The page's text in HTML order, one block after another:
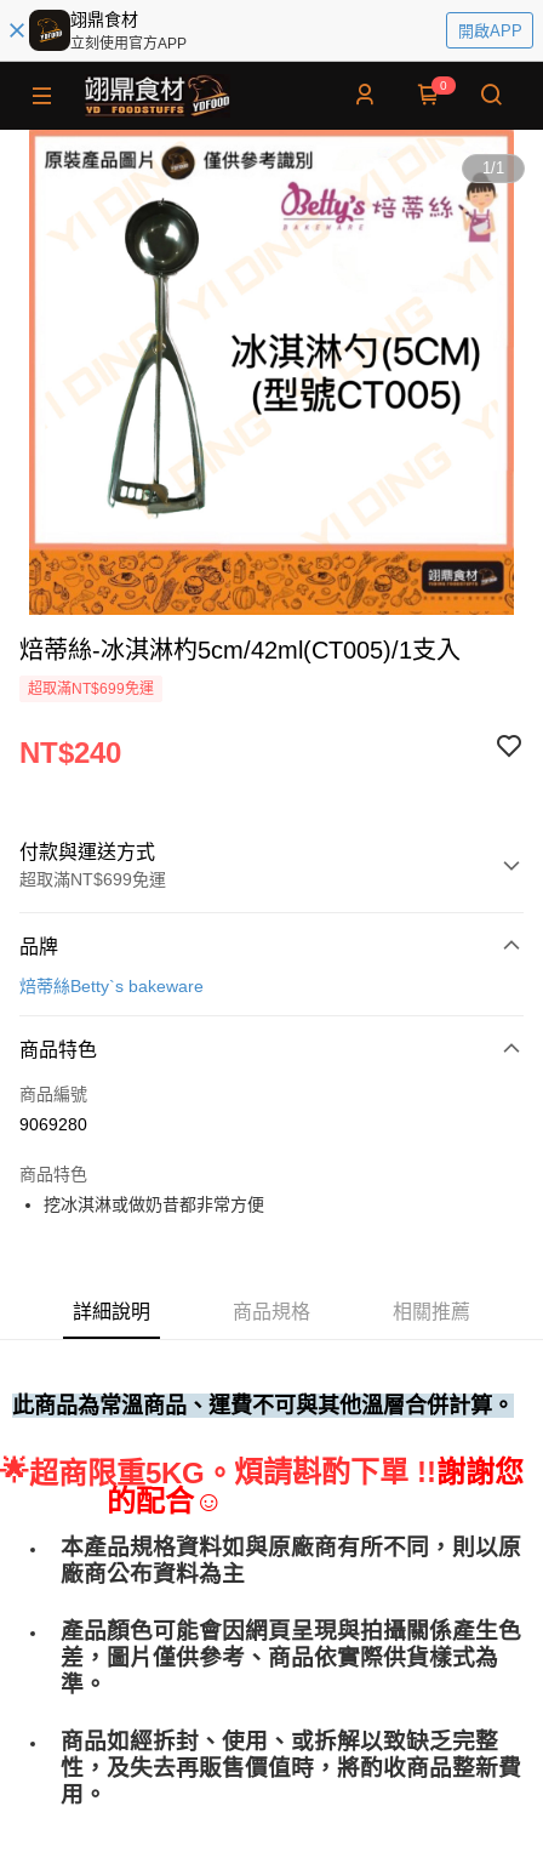
翊鼎食材
立刻使用官方APP
開啟APP
0
1/1
焙蒂絲-冰淇淋杓5cm/42ml(CT005)/1支入
超取滿NT$699免運
NT$240
付款與運送方式
超取滿NT$699免運
信用卡一次付款
運送方式
• 付款後全家取貨
• 付款後7-11取貨
每筆NT$60，滿NT$699(含以上)免運費
品牌
焙蒂絲Betty`s bakeware
商品特色
商品編號
9069280
商品特色
挖冰淇淋或做奶昔都非常方便
詳細說明 商品規格 相關推薦
此商品為常溫商品、運費不可與其他溫層合併計算。
🌟超商限重5KG。 煩請斟酌下單 !!謝謝您
的配合☺
本產品規格資料如與原廠商有所不同，則以原
廠商公布資料為主
產品顏色可能會因網頁呈現與拍攝關係產生色
差，圖片僅供參考、商品依實際供貨樣式為
準。
商品如經拆封、使用、或拆解以致缺乏完整
性，及失去再販售價值時，將酌收商品整﻿新費
用。